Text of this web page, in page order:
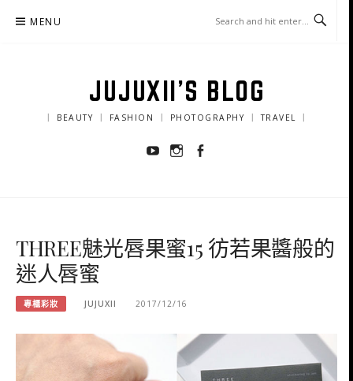
MENU
JUJUXII'S BLOG
｜ BEAUTY ｜ FASHION ｜ PHOTOGRAPHY ｜ TRAVEL ｜
YoutubeInstagram
THREE魅光唇果蜜15 彷若果醬般的
迷人唇蜜
專櫃彩妝 JUJUXII 2017/12/16